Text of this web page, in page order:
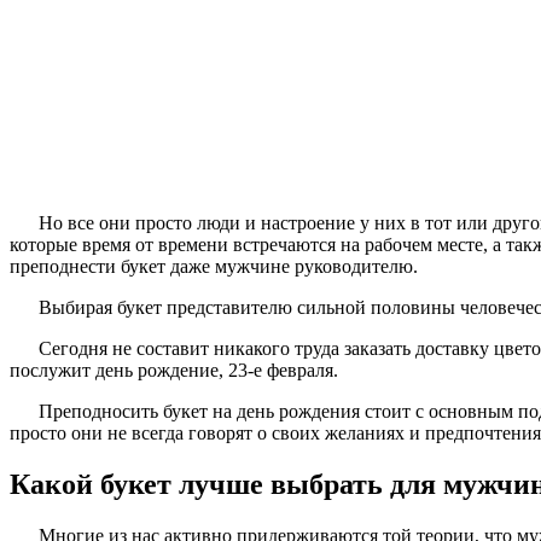
Но все они просто люди и настроение у них в тот или
которые время от времени встречаются на рабочем месте, а
преподнести букет даже мужчине руководителю.
Выбирая букет представителю сильной половины
Сегодня не составит никакого труда заказать доставку
послужит день рождение, 23-е февраля.
Преподносить букет на день рождения стоит с основным
просто они не всегда говорят о своих желаниях и
Какой букет лучше выбрать для
Многие из нас активно придерживаются той теории, что